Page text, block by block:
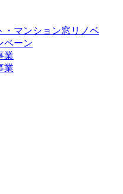
・マンション窓リノベ
ペーン
業
業